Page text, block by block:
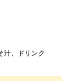
汁、ドリンク